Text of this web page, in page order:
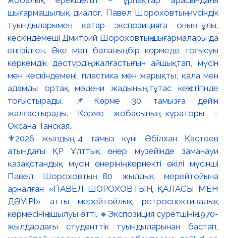
⚜️2026 жылдың 4 тамыз күні Әбілхан Қастеев
атындағы ҚР Ұлттық өнер музейінде заманауи
қазақстандық мүсін өнерінің көрнекті өкілі мүсінші
Павел Шороховтың 80 жылдық мерейтойына
арналған «ПАВЕЛ ШОРОХОВТЫҢ ҚАЛАСЫ МЕН
ДӘУІРІ» атты мерейтойлық ретроспективалық
көрмесінің ашылуы өтті. 🔹Экспозиция суретшінің 1970-
жылдардағы студенттік туындыларынан бастап,